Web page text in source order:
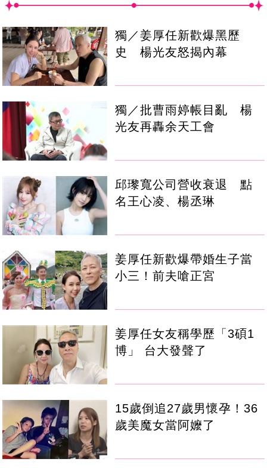
獨／姜厚任新歡爆黑歷
史 楊光友怒揭內幕
獨／批曹雨婷帳目亂 楊
光友再轟余天工會
邱瓈寬公司營收衰退 點
名王心凌、楊丞琳
姜厚任新歡爆帶婚生子當
小三！前夫嗆正宮
姜厚任女友稱學歷「3碩1
博」 台大發聲了
15歲倒追27歲男懷孕！36
歲美魔女當阿嬤了